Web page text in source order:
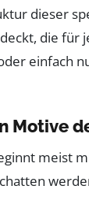
dieser
die für
einfach
Motive
meist